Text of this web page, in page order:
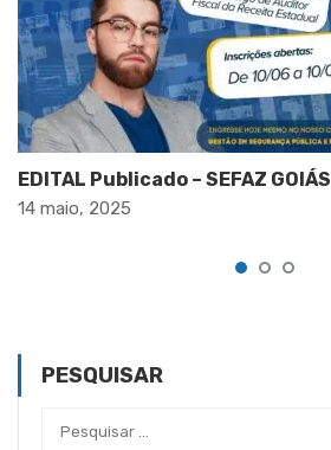
EDITAL Publicado – SEFAZ GOIÁS
14 maio, 2025
PESQUISAR